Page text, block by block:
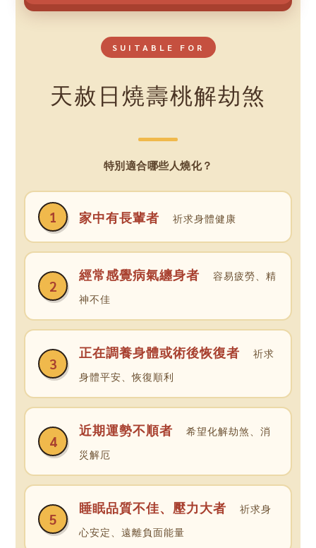
SUITABLE FOR
天赦日燒壽桃解劫煞
特別適合哪些人燒化？
1 家中有長輩者 祈求身體健康
2
經常感覺病氣纏身者
容易疲勞、精
神不佳
3
正在調養身體或術後恢復者
祈求
身體平安、恢復順利
4
近期運勢不順者
希望化解劫煞、消
災解厄
5
睡眠品質不佳、壓力大者
祈求身
心安定、遠離負面能量